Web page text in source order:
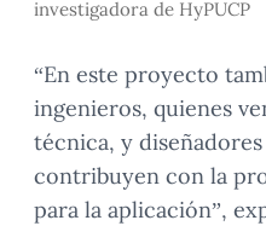
investigadora de HyPUCP
“En este proyecto
ingenieros, quienes
técnica, y
contribuyen con la
para la aplicación”,